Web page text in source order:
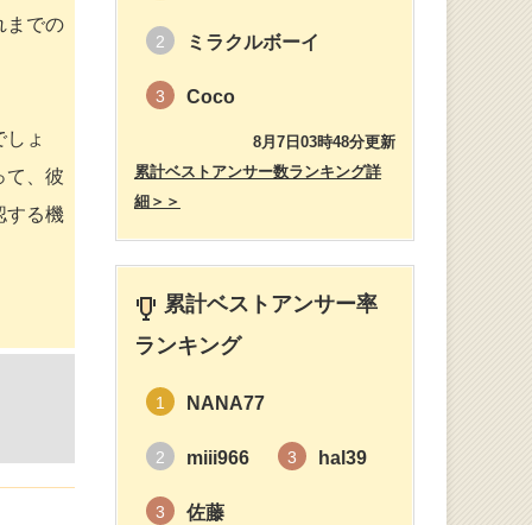
までの
ょ
て、彼
する機
2 ミラクルボーイ
3 Coco
8月7日03時48分更新
累計ベストアンサー数ランキング詳
細＞＞
累計ベストアンサー率
ランキング
1 NANA77
2 miii966 3 hal39
3 佐藤